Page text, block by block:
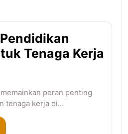
Tenaga Kerja
peran penting
tenaga kerja di…